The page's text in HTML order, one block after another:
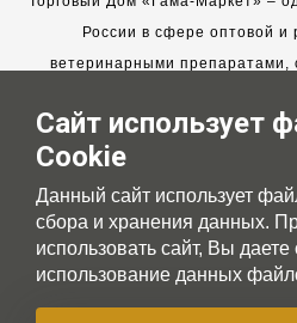
России в сфере оптовой и
ветеринарными препаратами,
Мы работаем с 2005 года. Мы
новых клиентов и всегда
долгосрочные
Сайт использует
Cookie
Данный сайт использует
сбора и хранения данных.
использовать сайт, Вы даете
использование данных